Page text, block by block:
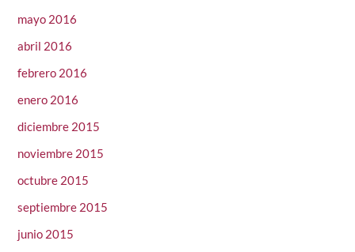
mayo 2016
abril 2016
febrero 2016
enero 2016
diciembre 2015
noviembre 2015
octubre 2015
septiembre 2015
junio 2015